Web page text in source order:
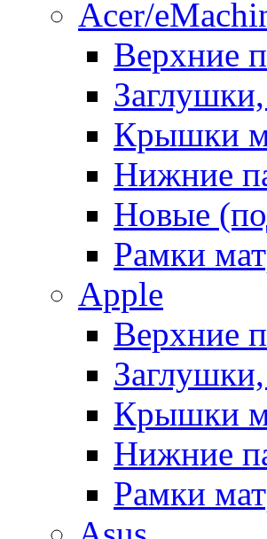
Acer/
Верхние
Крышки
Нижние
Новые
Рамки
Apple
Верхние
Крышки
Нижние
Рамки